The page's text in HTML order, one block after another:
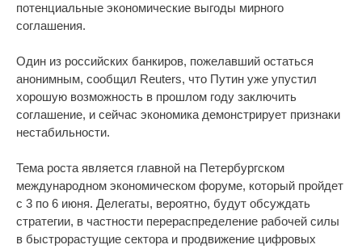
потенциальные экономические выгоды мирного
соглашения.
Один из российских банкиров, пожелавший остаться
анонимным, сообщил Reuters, что Путин уже упустил
хорошую возможность в прошлом году заключить
соглашение, и сейчас экономика демонстрирует признаки
нестабильности.
Тема роста является главной на Петербургском
международном экономическом форуме, который пройдет
с 3 по 6 июня. Делегаты, вероятно, будут обсуждать
стратегии, в частности перераспределение рабочей силы
в быстрорастущие сектора и продвижение цифровых